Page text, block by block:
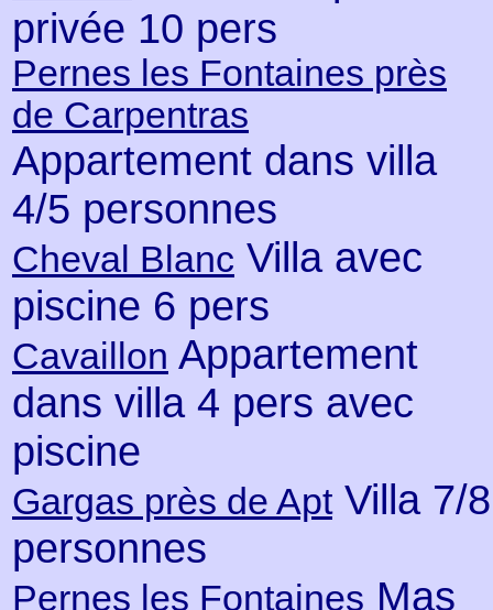
privée 10 pers
Pernes les Fontaines près
de Carpentras
Appartement dans villa
4/5 personnes
Cheval Blanc Villa avec
piscine 6 pers
Cavaillon Appartement
dans villa 4 pers avec
piscine
Gargas près de AptVilla 7/8
personnes
Pernes les Fontaines Mas